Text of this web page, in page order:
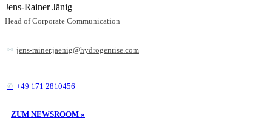
Jens-Rainer Jänig
Head of Corporate Communication
jens-rainer.jaenig@hydrogenrise.com
+49 171 2810456
ZUM NEWSROOM »